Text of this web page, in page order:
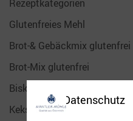
Rezeptkategorien
Glutenfreies Mehl
Brot-& Gebäckmix glutenfrei
Brot-Mix glutenfrei
Biskuit- und Kuchen-Mix
Keks-Mix glutenfrei
Datenschutz